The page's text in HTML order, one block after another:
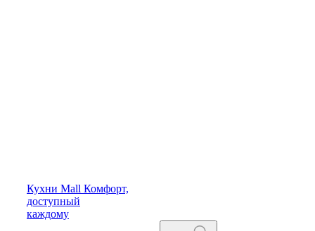
Кухни Mall Комфорт,
доступный
каждому